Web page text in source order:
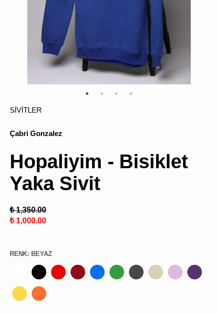
SİVİTLER
Çabri Gonzalez
Hopaliyim - Bisiklet
Yaka Sivit
₺ 1,350.00
₺ 1,000.00
RENK: BEYAZ